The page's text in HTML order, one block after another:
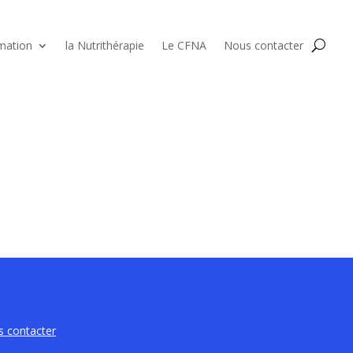
la Nutrithérapie Le CFNA Nous contacter
contacter